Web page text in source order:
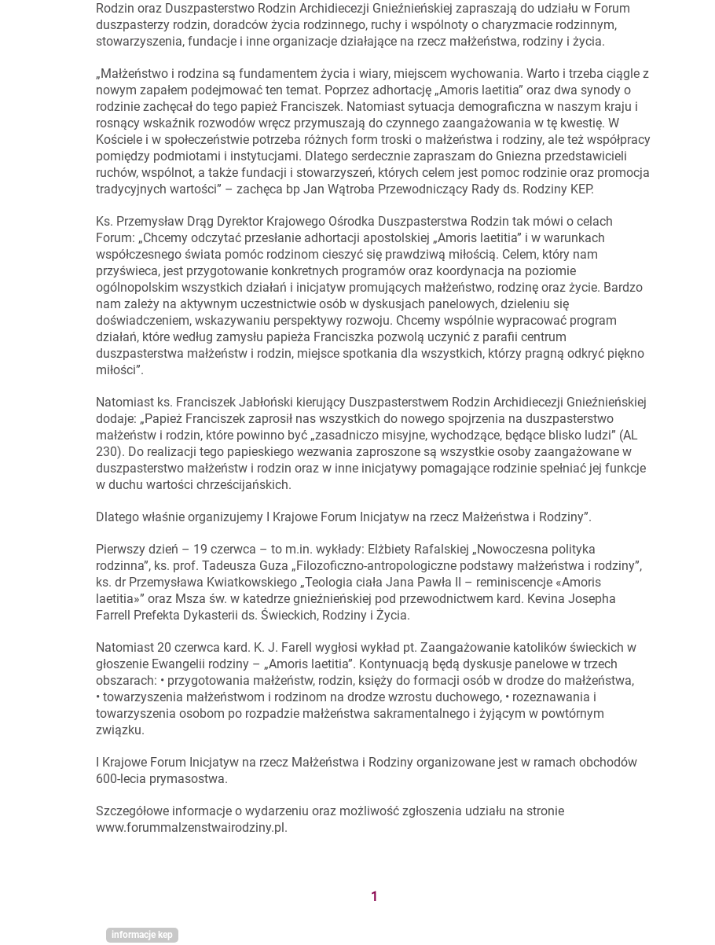
Rodzin oraz Duszpasterstwo Rodzin Archidiecezji Gnieźnieńskiej zapraszają do udziału w Forum
duszpasterzy rodzin, doradców życia rodzinnego, ruchy i wspólnoty o charyzmacie rodzinnym,
stowarzyszenia, fundacje i inne organizacje działające na rzecz małżeństwa, rodziny i życia.
„Małżeństwo i rodzina są fundamentem życia i wiary, miejscem wychowania. Warto i trzeba ciągle z
nowym zapałem podejmować ten temat. Poprzez adhortację „Amoris laetitia” oraz dwa synody o
rodzinie zachęcał do tego papież Franciszek. Natomiast sytuacja demograficzna w naszym kraju i
rosnący wskaźnik rozwodów wręcz przymuszają do czynnego zaangażowania w tę kwestię. W
Kościele i w społeczeństwie potrzeba różnych form troski o małżeństwa i rodziny, ale też współpracy
pomiędzy podmiotami i instytucjami. Dlatego serdecznie zapraszam do Gniezna przedstawicieli
ruchów, wspólnot, a także fundacji i stowarzyszeń, których celem jest pomoc rodzinie oraz promocja
tradycyjnych wartości” – zachęca bp Jan Wątroba Przewodniczący Rady ds. Rodziny KEP.
Ks. Przemysław Drąg Dyrektor Krajowego Ośrodka Duszpasterstwa Rodzin tak mówi o celach
Forum: „Chcemy odczytać przesłanie adhortacji apostolskiej „Amoris laetitia” i w warunkach
współczesnego świata pomóc rodzinom cieszyć się prawdziwą miłością. Celem, który nam
przyświeca, jest przygotowanie konkretnych programów oraz koordynacja na poziomie
ogólnopolskim wszystkich działań i inicjatyw promujących małżeństwo, rodzinę oraz życie. Bardzo
nam zależy na aktywnym uczestnictwie osób w dyskusjach panelowych, dzieleniu się
doświadczeniem, wskazywaniu perspektywy rozwoju. Chcemy wspólnie wypracować program
działań, które według zamysłu papieża Franciszka pozwolą uczynić z parafii centrum
duszpasterstwa małżeństw i rodzin, miejsce spotkania dla wszystkich, którzy pragną odkryć piękno
miłości”.
Natomiast ks. Franciszek Jabłoński kierujący Duszpasterstwem Rodzin Archidiecezji Gnieźnieńskiej
dodaje: „Papież Franciszek zaprosił nas wszystkich do nowego spojrzenia na duszpasterstwo
małżeństw i rodzin, które powinno być „zasadniczo misyjne, wychodzące, będące blisko ludzi” (AL
230). Do realizacji tego papieskiego wezwania zaproszone są wszystkie osoby zaangażowane w
duszpasterstwo małżeństw i rodzin oraz w inne inicjatywy pomagające rodzinie spełniać jej funkcje
w duchu wartości chrześcijańskich.
Dlatego właśnie organizujemy I Krajowe Forum Inicjatyw na rzecz Małżeństwa i Rodziny”.
Pierwszy dzień – 19 czerwca – to m.in. wykłady: Elżbiety Rafalskiej „Nowoczesna polityka
rodzinna”, ks. prof. Tadeusza Guza „Filozoficzno-antropologiczne podstawy małżeństwa i rodziny”,
ks. dr Przemysława Kwiatkowskiego „Teologia ciała Jana Pawła II – reminiscencje «Amoris
laetitia»” oraz Msza św. w katedrze gnieźnieńskiej pod przewodnictwem kard. Kevina Josepha
Farrell Prefekta Dykasterii ds. Świeckich, Rodziny i Życia.
Natomiast 20 czerwca kard. K. J. Farell wygłosi wykład pt. Zaangażowanie katolików świeckich w
głoszenie Ewangelii rodziny – „Amoris laetitia”. Kontynuacją będą dyskusje panelowe w trzech
obszarach: • przygotowania małżeństw, rodzin, księży do formacji osób w drodze do małżeństwa,
• towarzyszenia małżeństwom i rodzinom na drodze wzrostu duchowego, • rozeznawania i
towarzyszenia osobom po rozpadzie małżeństwa sakramentalnego i żyjącym w powtórnym
związku.
I Krajowe Forum Inicjatyw na rzecz Małżeństwa i Rodziny organizowane jest w ramach obchodów
600-lecia prymasostwa.
Szczegółowe informacje o wydarzeniu oraz możliwość zgłoszenia udziału na stronie
www.forummalzenstwairodziny.pl.
1
informacje kep